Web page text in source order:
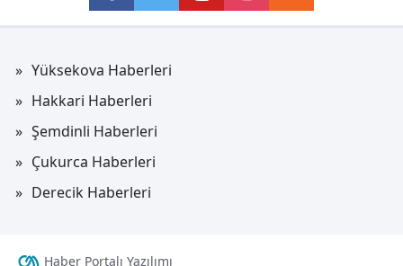
Yüksekova Haberleri
Hakkari Haberleri
Şemdinli Haberleri
Çukurca Haberleri
Derecik Haberleri
Haber Portalı Yazılımı